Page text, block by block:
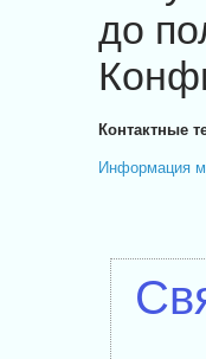
до
Контактные
Информация